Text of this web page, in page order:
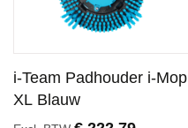
i-Team Padhouder i-Mop
XL Blauw